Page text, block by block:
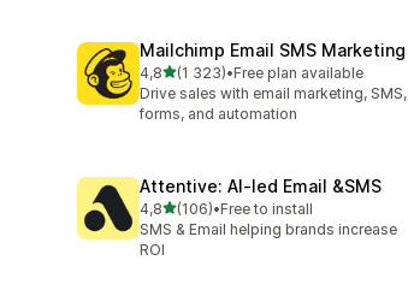
Mailchimp Email SMS Marketing
4,8z 5 hvězd
(1 323)
Celkový počet recenzí: 1323
•Free plan available
Drive sales with email marketing, SMS,
forms, and automation
Attentive: AI‑led Email &SMS
4,8z 5 hvězd
(106)
Celkový počet recenzí: 106
•Free to install
SMS & Email helping brands increase
ROI